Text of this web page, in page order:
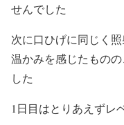
せんでした
次に口ひげに同じく
温かみを感じたもの
した
1日目はとりあえずレ